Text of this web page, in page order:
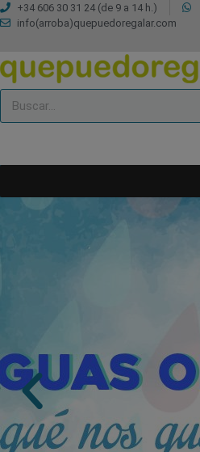
+34 606 30 31 24 (de 9 a 14 h.)
info(arroba)quepuedoregalar.com